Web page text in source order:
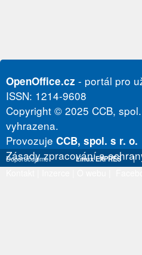
OpenOffice.cz - portál pro
ISSN: 1214-9608
Copyright © 2025 CCB,
vyhrazena.
Provozuje CCB, spol. s r. o.
Zásady zpracování a
Doporučujeme Linux EXPRES |